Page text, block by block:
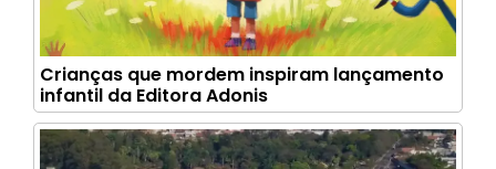
Crianças que mordem inspiram lançamento
infantil da Editora Adonis